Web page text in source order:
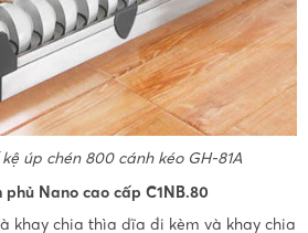
úp chén 800 cánh kéo GH-81A
Nano cao cấp C1NB.80
khay chia thìa dĩa đi kèm và khay chia